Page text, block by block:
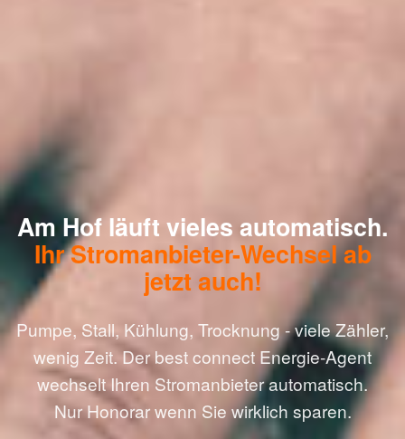
Am Hof läuft vieles automatisch.
Ihr Stromanbieter-Wechsel ab
jetzt auch!
Pumpe, Stall, Kühlung, Trocknung - viele Zähler,
wenig Zeit. Der best connect Energie-Agent
wechselt Ihren Stromanbieter automatisch.
Nur Honorar wenn Sie wirklich sparen.